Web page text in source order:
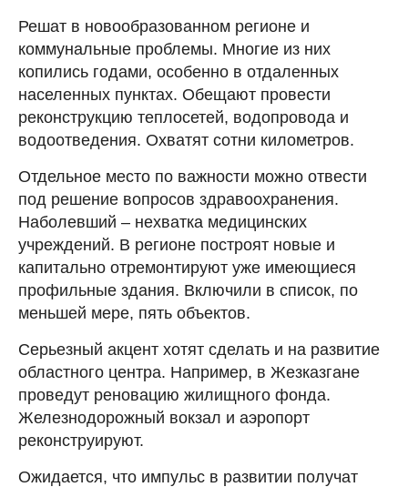
Решат в новообразованном регионе и
коммунальные проблемы. Многие из них
копились годами, особенно в отдаленных
населенных пунктах. Обещают провести
реконструкцию теплосетей, водопровода и
водоотведения. Охватят сотни километров.
Отдельное место по важности можно отвести
под решение вопросов здравоохранения.
Наболевший – нехватка медицинских
учреждений. В регионе построят новые и
капитально отремонтируют уже имеющиеся
профильные здания. Включили в список, по
меньшей мере, пять объектов.
Серьезный акцент хотят сделать и на развитие
областного центра. Например, в Жезказгане
проведут реновацию жилищного фонда.
Железнодорожный вокзал и аэропорт
реконструируют.
Ожидается, что импульс в развитии получат